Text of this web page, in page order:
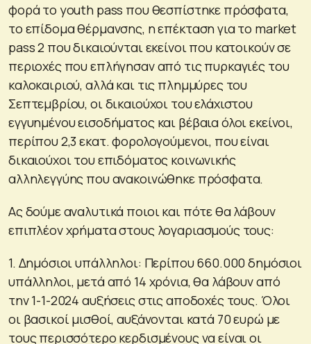
φορά το youth pass που θεσπίστηκε πρόσφατα,
το επίδομα θέρμανσης, η επέκταση για το market
pass 2 που δικαιούνται εκείνοι που κατοικούν σε
περιοχές που επλήγησαν από τις πυρκαγιές του
καλοκαιριού, αλλά και τις πλημμύρες του
Σεπτεμβρίου, οι δικαιούχοι του ελάχιστου
εγγυημένου εισοδήματος και βέβαια όλοι εκείνοι,
περίπου 2,3 εκατ. φορολογούμενοι, που είναι
δικαιούχοι του επιδόματος κοινωνικής
αλληλεγγύης που ανακοινώθηκε πρόσφατα.
Ας δούμε αναλυτικά ποιοι και πότε θα λάβουν
επιπλέον χρήματα στους λογαριασμούς τους:
1. Δημόσιοι υπάλληλοι: Περίπου 660.000 δημόσιοι
υπάλληλοι, μετά από 14 χρόνια, θα λάβουν από
την 1-1-2024 αυξήσεις στις αποδοχές τους. Όλοι
οι βασικοί μισθοί, αυξάνονται κατά 70 ευρώ με
τους περισσότερο κερδισμένους να είναι οι